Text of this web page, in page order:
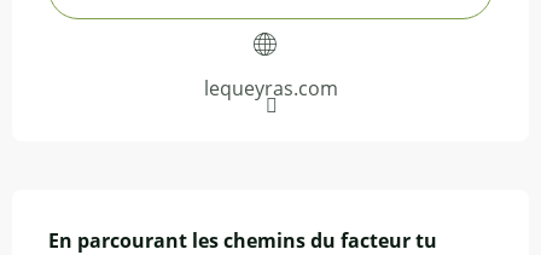
lequeyras.com
En parcourant les chemins du facteur tu